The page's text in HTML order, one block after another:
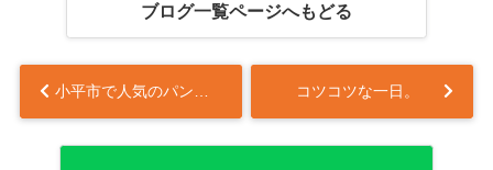
ブログ一覧ページへもどる
コツコツな一日。